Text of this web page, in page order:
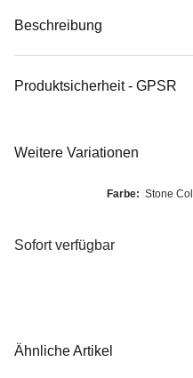
Beschreibung
Produktsicherheit - GPSR
Weitere Variationen
Farbe: Stone
Sofort verfügbar
Ähnliche Artikel